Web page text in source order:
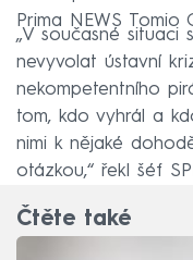
Prima NEWS Tomio
„V současné situaci
nevyvolat ústavní
nekompetentního
tom, kdo vyhrál a
nimi k nějaké
otázkou,“ řekl šéf
Čtěte také